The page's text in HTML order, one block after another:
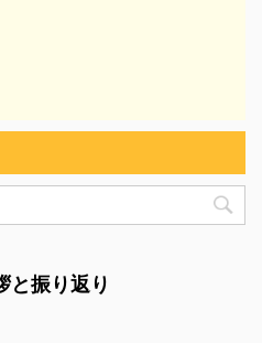
と振り返り